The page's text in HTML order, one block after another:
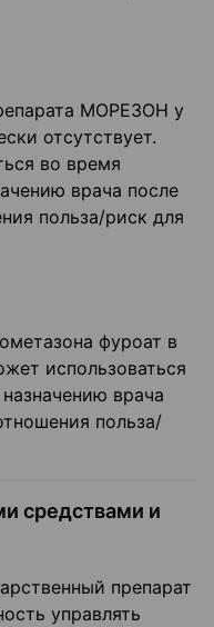
МОРЕЗОН у
отсутствует.
во время
врача после
польза/риск для
фуроат в
использоваться
врача
польза/
средствами и
препарат
управлять